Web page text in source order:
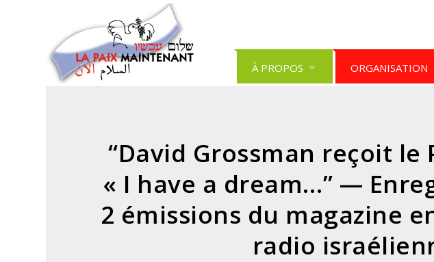
À PROPOS ORGANISATION
“David Grossman reçoit le
« I have a dream…” —
2 émissions du magazine
radio